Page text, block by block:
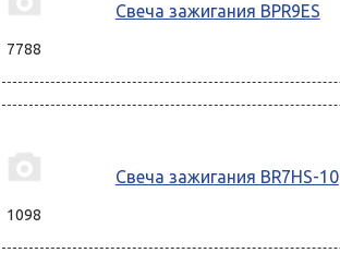
7788
Свеча зажигания BPR9ES
1098
Свеча зажигания BR7HS-10